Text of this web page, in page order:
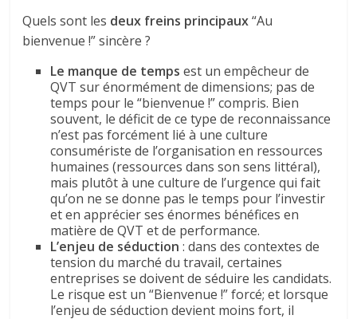
Quels sont les deux freins principaux“Au
bienvenue !” sincère ?
Le manque de temps est un empêcheur de
QVT sur énormément de dimensions; pas de
temps pour le “bienvenue !” compris. Bien
souvent, le déficit de ce type de reconnaissance
n’est pas forcément lié à une culture
consumériste de l’organisation en ressources
humaines (ressources dans son sens littéral),
mais plutôt à une culture de l’urgence qui fait
qu’on ne se donne pas le temps pour l’investir
et en apprécier ses énormes bénéfices en
matière de QVT et de performance.
L’enjeu de séduction: dans des contextes de
tension du marché du travail, certaines
entreprises se doivent de séduire les candidats.
Le risque est un “Bienvenue !” forcé; et lorsque
l’enjeu de séduction devient moins fort, il